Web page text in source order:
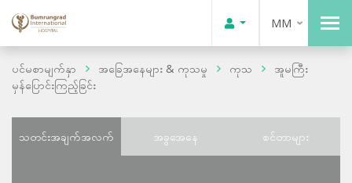
MM
ပင်မစာမျက်နှာ အခြေအနေများ & ကုသမှု ကုသ
အူမကြီး
မှန်ပြောင်းကြည့်ခြင်း
သတင်းအချက်အလက် အခွအေနေ စင်တာများ